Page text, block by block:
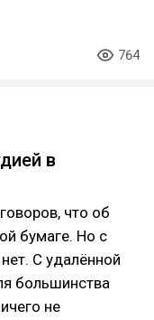
764
в
что об
бумаге. Но с
С удалённой
большинства
не